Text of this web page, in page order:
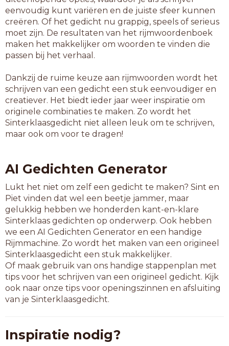
metier
moskee
no pay
oerzee
offday
onvree
pensee
portee
puttee
pygmee
replay
soiree
travee
trofee
tropee
veejay
welnee
wolvee
yankee
7-letterwoorden
aansnee
aantree
abonnee
airplay
bedstee
bobslee
eenvoudig kunt variëren en de juiste sfeer kunnen
creëren. Of het gedicht nu grappig, speels of serieus
moet zijn. De resultaten van het rijmwoordenboek
maken het makkelijker om woorden te vinden die
passen bij het verhaal.
Dankzij de ruime keuze aan rijmwoorden wordt het
schrijven van een gedicht een stuk eenvoudiger en
creatiever. Het biedt ieder jaar weer inspiratie om
originele combinaties te maken. Zo wordt het
Sinterklaasgedicht niet alleen leuk om te schrijven,
maar ook om voor te dragen!
AI Gedichten Generator
Lukt het niet om zelf een gedicht te maken? Sint en
Piet vinden dat wel een beetje jammer, maar
gelukkig hebben we honderden kant-en-klare
Sinterklaas gedichten op onderwerp. Ook hebben
we een AI Gedichten Generator en een handige
Rijmmachine. Zo wordt het maken van een origineel
Sinterklaasgedicht een stuk makkelijker.
Of maak gebruik van ons handige stappenplan met
tips voor het schrijven van een origineel gedicht. Kijk
ook naar onze tips voor openingszinnen en afsluiting
van je Sinterklaasgedicht.
Inspiratie nodig?